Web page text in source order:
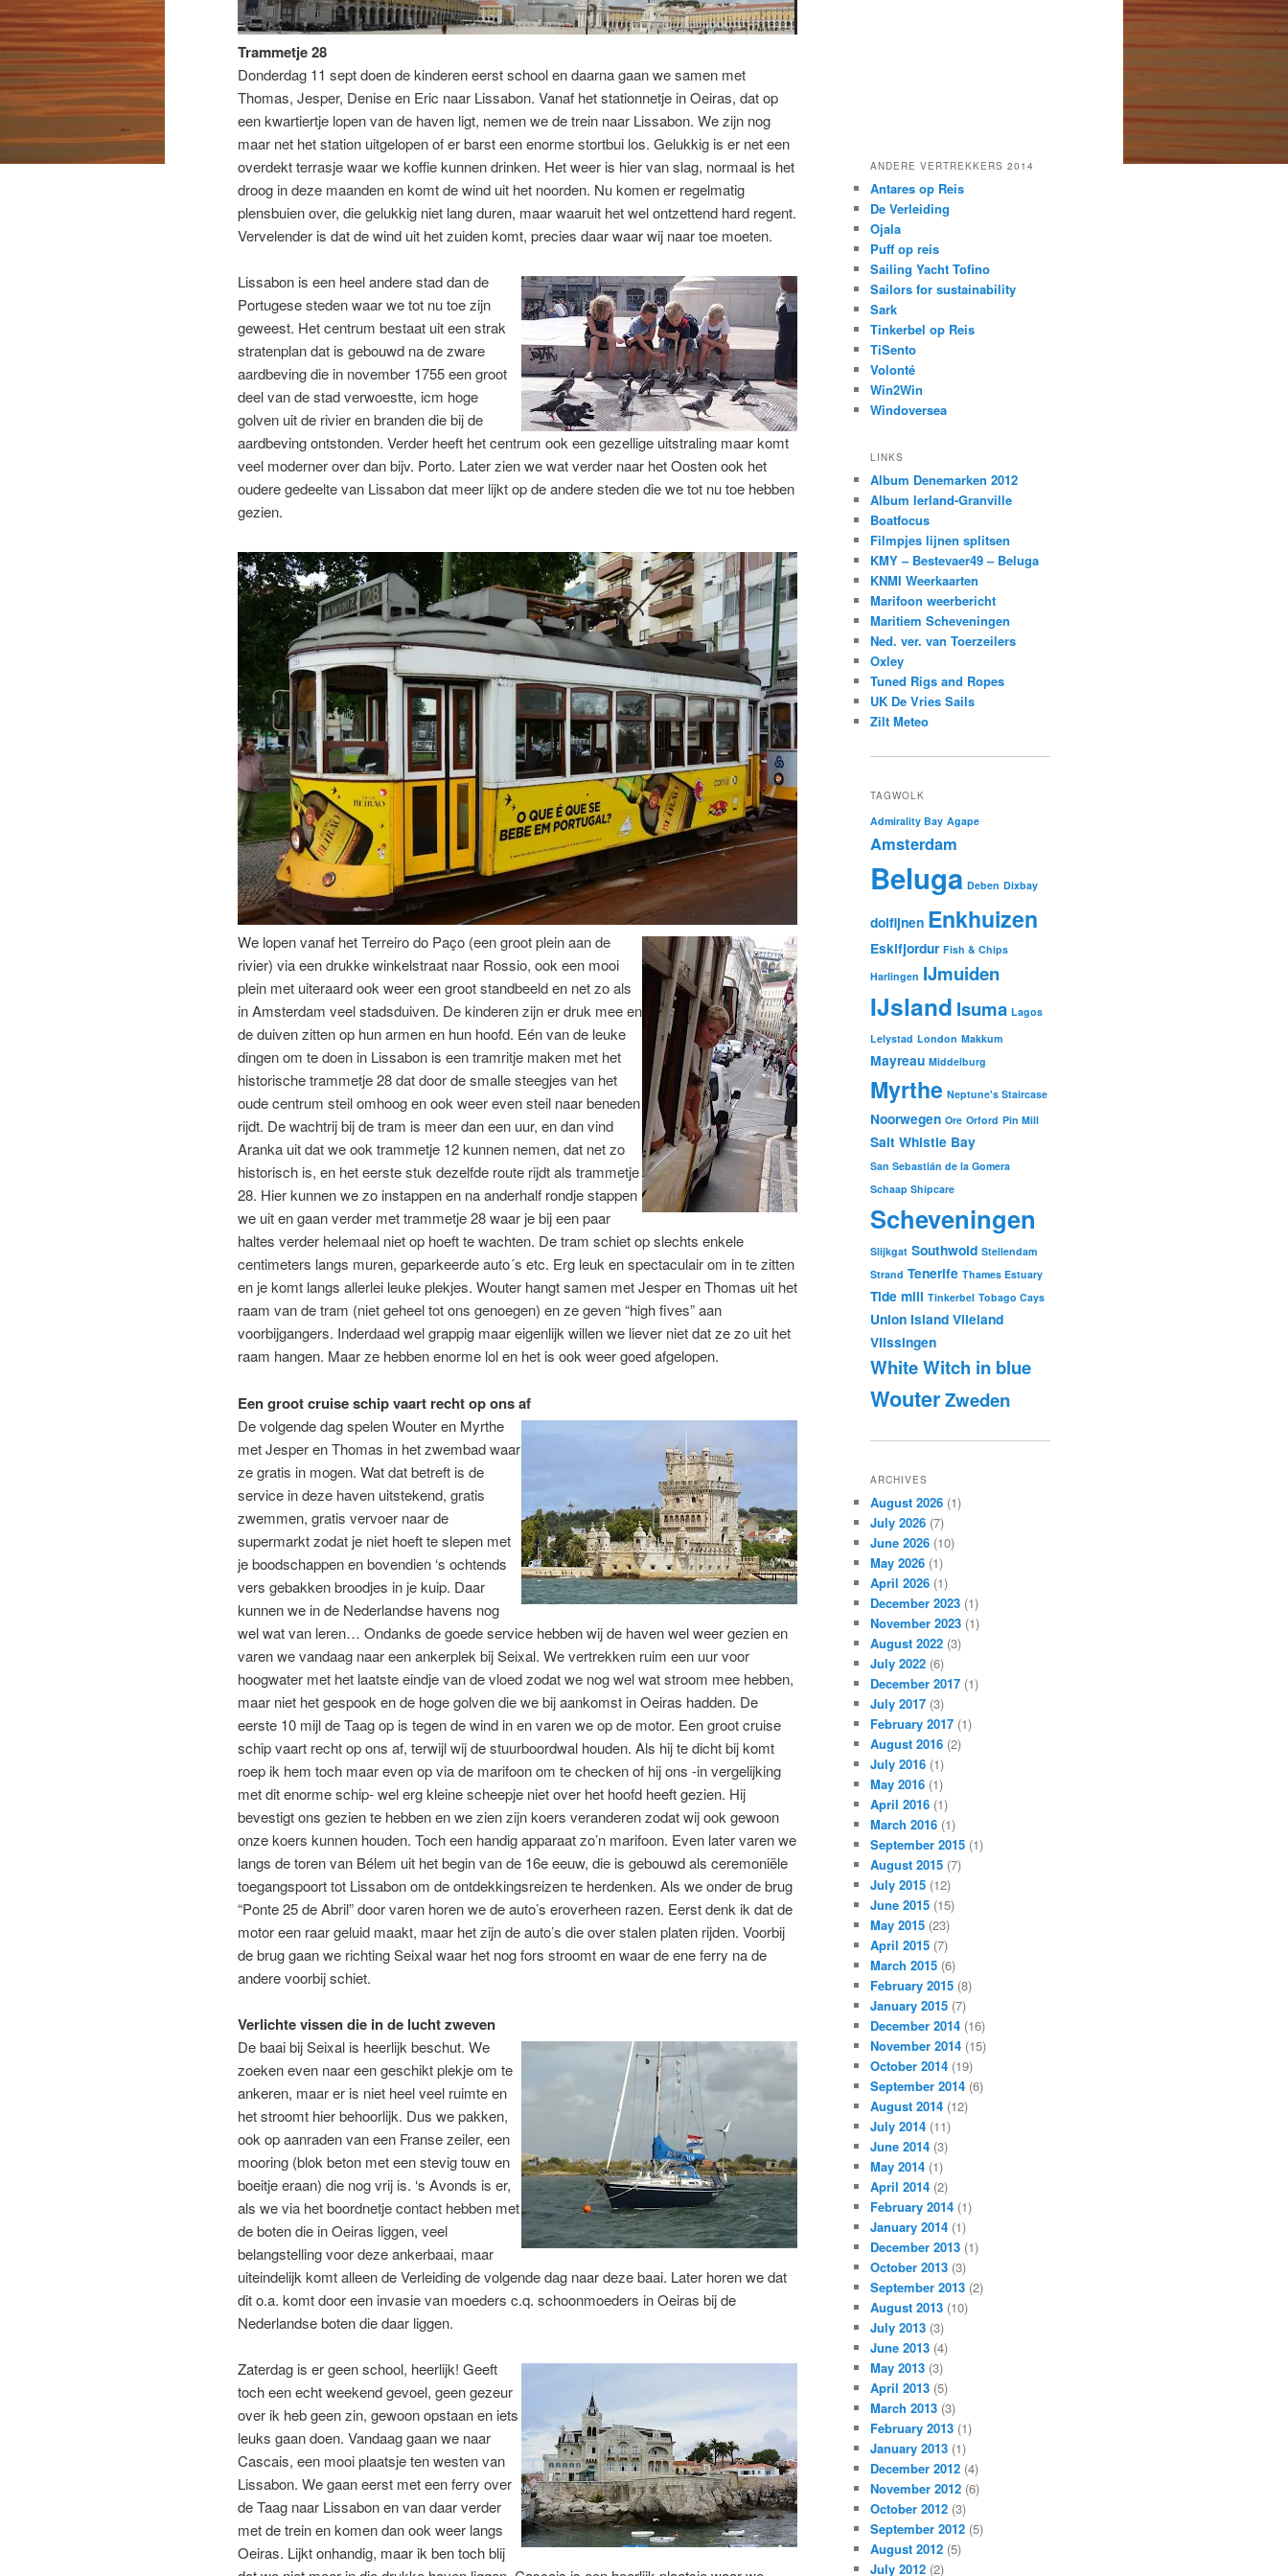
Trammetje 28
Donderdag 11 sept doen de kinderen eerst school en daarna gaan we samen met
Thomas, Jesper, Denise en Eric naar Lissabon. Vanaf het stationnetje in Oeiras, dat op
een kwartiertje lopen van de haven ligt, nemen we de trein naar Lissabon. We zijn nog
maar net het station uitgelopen of er barst een enorme stortbui los. Gelukkig is er net een
overdekt terrasje waar we koffie kunnen drinken. Het weer is hier van slag, normaal is het
droog in deze maanden en komt de wind uit het noorden. Nu komen er regelmatig
plensbuien over, die gelukkig niet lang duren, maar waaruit het wel ontzettend hard regent.
Vervelender is dat de wind uit het zuiden komt, precies daar waar wij naar toe moeten.
Lissabon is een heel andere stad dan de
Portugese steden waar we tot nu toe zijn
geweest. Het centrum bestaat uit een strak
stratenplan dat is gebouwd na de zware
aardbeving die in november 1755 een groot
deel van de stad verwoestte, icm hoge
golven uit de rivier en branden die bij de
aardbeving ontstonden. Verder heeft het centrum ook een gezellige uitstraling maar komt
veel moderner over dan bijv. Porto. Later zien we wat verder naar het Oosten ook het
oudere gedeelte van Lissabon dat meer lijkt op de andere steden die we tot nu toe hebben
gezien.
We lopen vanaf het Terreiro do Paço (een groot plein aan de
rivier) via een drukke winkelstraat naar Rossio, ook een mooi
plein met uiteraard ook weer een groot standbeeld en net zo als
in Amsterdam veel stadsduiven. De kinderen zijn er druk mee en
de duiven zitten op hun armen en hun hoofd. Eén van de leuke
dingen om te doen in Lissabon is een tramritje maken met het
historische trammetje 28 dat door de smalle steegjes van het
oude centrum steil omhoog en ook weer even steil naar beneden
rijdt. De wachtrij bij de tram is meer dan een uur, en dan vind
Aranka uit dat we ook trammetje 12 kunnen nemen, dat net zo
historisch is, en het eerste stuk dezelfde route rijdt als trammetje
28. Hier kunnen we zo instappen en na anderhalf rondje stappen
we uit en gaan verder met trammetje 28 waar je bij een paar
haltes verder helemaal niet op hoeft te wachten. De tram schiet op slechts enkele
centimeters langs muren, geparkeerde auto´s etc. Erg leuk en spectaculair om in te zitten
en je komt langs allerlei leuke plekjes. Wouter hangt samen met Jesper en Thomas uit het
raam van de tram (niet geheel tot ons genoegen) en ze geven “high fives” aan
voorbijgangers. Inderdaad wel grappig maar eigenlijk willen we liever niet dat ze zo uit het
raam hangen. Maar ze hebben enorme lol en het is ook weer goed afgelopen.
Een groot cruise schip vaart recht op ons af
De volgende dag spelen Wouter en Myrthe
met Jesper en Thomas in het zwembad waar
ze gratis in mogen. Wat dat betreft is de
service in deze haven uitstekend, gratis
zwemmen, gratis vervoer naar de
supermarkt zodat je niet hoeft te slepen met
je boodschappen en bovendien ‘s ochtends
vers gebakken broodjes in je kuip. Daar
kunnen we in de Nederlandse havens nog
wel wat van leren… Ondanks de goede service hebben wij de haven wel weer gezien en
varen we vandaag naar een ankerplek bij Seixal. We vertrekken ruim een uur voor
hoogwater met het laatste eindje van de vloed zodat we nog wel wat stroom mee hebben,
maar niet het gespook en de hoge golven die we bij aankomst in Oeiras hadden. De
eerste 10 mijl de Taag op is tegen de wind in en varen we op de motor. Een groot cruise
schip vaart recht op ons af, terwijl wij de stuurboordwal houden. Als hij te dicht bij komt
roep ik hem toch maar even op via de marifoon om te checken of hij ons -in vergelijking
met dit enorme schip- wel erg kleine scheepje niet over het hoofd heeft gezien. Hij
bevestigt ons gezien te hebben en we zien zijn koers veranderen zodat wij ook gewoon
onze koers kunnen houden. Toch een handig apparaat zo’n marifoon. Even later varen we
langs de toren van Bélem uit het begin van de 16e eeuw, die is gebouwd als ceremoniële
toegangspoort tot Lissabon om de ontdekkingsreizen te herdenken. Als we onder de brug
“Ponte 25 de Abril” door varen horen we de auto’s eroverheen razen. Eerst denk ik dat de
motor een raar geluid maakt, maar het zijn de auto’s die over stalen platen rijden. Voorbij
de brug gaan we richting Seixal waar het nog fors stroomt en waar de ene ferry na de
andere voorbij schiet.
Verlichte vissen die in de lucht zweven
De baai bij Seixal is heerlijk beschut. We
zoeken even naar een geschikt plekje om te
ankeren, maar er is niet heel veel ruimte en
het stroomt hier behoorlijk. Dus we pakken,
ook op aanraden van een Franse zeiler, een
mooring (blok beton met een stevig touw en
boeitje eraan) die nog vrij is. ‘s Avonds is er,
als we via het boordnetje contact hebben met
de boten die in Oeiras liggen, veel
belangstelling voor deze ankerbaai, maar
uiteindelijk komt alleen de Verleiding de volgende dag naar deze baai. Later horen we dat
dit o.a. komt door een invasie van moeders c.q. schoonmoeders in Oeiras bij de
Nederlandse boten die daar liggen.
Zaterdag is er geen school, heerlijk! Geeft
toch een echt weekend gevoel, geen gezeur
over ik heb geen zin, gewoon opstaan en iets
leuks gaan doen. Vandaag gaan we naar
Cascais, een mooi plaatsje ten westen van
Lissabon. We gaan eerst met een ferry over
de Taag naar Lissabon en van daar verder
met de trein en komen dan ook weer langs
Oeiras. Lijkt onhandig, maar ik ben toch blij
ANDERE VERTREKKERS 2014
Antares op Reis
De Verleiding
Ojala
Puff op reis
Sailing Yacht Tofino
Sailors for sustainability
Sark
Tinkerbel op Reis
TiSento
Volonté
Win2Win
Windoversea
LINKS
Album Denemarken 2012
Album Ierland-Granville
Boatfocus
Filmpjes lijnen splitsen
KMY – Bestevaer49 – Beluga
KNMI Weerkaarten
Marifoon weerbericht
Maritiem Scheveningen
Ned. ver. van Toerzeilers
Oxley
Tuned Rigs and Ropes
UK De Vries Sails
Zilt Meteo
TAGWOLK
Admirality Bay Agape
Amsterdam
Beluga Deben Dixbay
dolfijnen Enkhuizen
Eskifjordur Fish & Chips
Harlingen IJmuiden
IJsland Isuma Lagos
Lelystad London Makkum
Mayreau Middelburg
Myrthe Neptune's Staircase
Noorwegen Ore Orford Pin Mill
Salt Whistle Bay
San Sebastián de la Gomera
Schaap Shipcare
Scheveningen
Slijkgat Southwold Stellendam
Strand Tenerife Thames Estuary
Tide mill Tinkerbel Tobago Cays
Union Island Vlieland
Vlissingen
White Witch in blue
WouterZweden
ARCHIVES
August 2026 (1)
July 2026 (7)
June 2026 (10)
May 2026 (1)
April 2026 (1)
December 2023 (1)
November 2023 (1)
August 2022 (3)
July 2022 (6)
December 2017 (1)
July 2017 (3)
February 2017 (1)
August 2016 (2)
July 2016 (1)
May 2016 (1)
April 2016 (1)
March 2016 (1)
September 2015 (1)
August 2015 (7)
July 2015 (12)
June 2015 (15)
May 2015 (23)
April 2015 (7)
March 2015 (6)
February 2015 (8)
January 2015 (7)
December 2014 (16)
November 2014 (15)
October 2014 (19)
September 2014 (6)
August 2014 (12)
July 2014 (11)
June 2014 (3)
May 2014 (1)
April 2014 (2)
February 2014 (1)
January 2014 (1)
December 2013 (1)
October 2013 (3)
September 2013 (2)
August 2013 (10)
July 2013 (3)
June 2013 (4)
May 2013 (3)
April 2013 (5)
March 2013 (3)
February 2013 (1)
January 2013 (1)
December 2012 (4)
November 2012 (6)
October 2012 (3)
September 2012 (5)
August 2012 (5)
July 2012 (2)